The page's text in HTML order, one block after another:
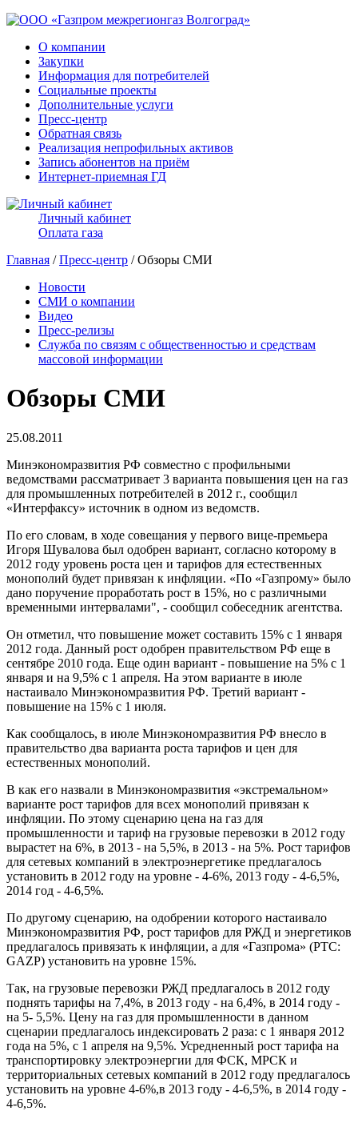
О компании
Закупки
Информация для потребителей
Социальные проекты
Дополнительные услуги
Пресс-центр
Обратная связь
Реализация непрофильных активов
Запись абонентов на приём
Интернет-приемная ГД
Личный кабинет
Оплата газа
Главная /Пресс-центр / Обзоры СМИ
Новости
СМИ о компании
Видео
Пресс-релизы
Служба по связям с общественностью и средствам
массовой информации
Обзоры СМИ
25.08.2011
Минэкономразвития РФ совместно с профильными
ведомствами рассматривает 3 варианта повышения цен на газ
для промышленных потребителей в 2012 г., сообщил
«Интерфаксу» источник в одном из ведомств.
По его словам, в ходе совещания у первого вице-премьера
Игоря Шувалова был одобрен вариант, согласно которому в
2012 году уровень роста цен и тарифов для естественных
монополий будет привязан к инфляции. «По «Газпрому» было
дано поручение проработать рост в 15%, но с различными
временными интервалами", - сообщил собеседник агентства.
Он отметил, что повышение может составить 15% с 1 января
2012 года. Данный рост одобрен правительством РФ еще в
сентябре 2010 года. Еще один вариант - повышение на 5% с 1
января и на 9,5% с 1 апреля. На этом варианте в июле
настаивало Минэкономразвития РФ. Третий вариант -
повышение на 15% с 1 июля.
Как сообщалось, в июле Минэкономразвития РФ внесло в
правительство два варианта роста тарифов и цен для
естественных монополий.
В как его назвали в Минэкономразвития «экстремальном»
варианте рост тарифов для всех монополий привязан к
инфляции. По этому сценарию цена на газ для
промышленности и тариф на грузовые перевозки в 2012 году
вырастет на 6%, в 2013 - на 5,5%, в 2013 - на 5%. Рост тарифов
для сетевых компаний в электроэнергетике предлагалось
установить в 2012 году на уровне - 4-6%, 2013 году - 4-6,5%,
2014 год - 4-6,5%.
По другому сценарию, на одобрении которого настаивало
Минэкономразвития РФ, рост тарифов для РЖД и энергетиков
предлагалось привязать к инфляции, а для «Газпрома» (РТС:
GAZP) установить на уровне 15%.
Так, на грузовые перевозки РЖД предлагалось в 2012 году
поднять тарифы на 7,4%, в 2013 году - на 6,4%, в 2014 году -
на 5- 5,5%. Цену на газ для промышленности в данном
сценарии предлагалось индексировать 2 раза: с 1 января 2012
года на 5%, с 1 апреля на 9,5%. Усредненный рост тарифа на
транспортировку электроэнергии для ФСК, МРСК и
территориальных сетевых компаний в 2012 году предлагалось
установить на уровне 4-6%,в 2013 году - 4-6,5%, в 2014 году -
4-6,5%.